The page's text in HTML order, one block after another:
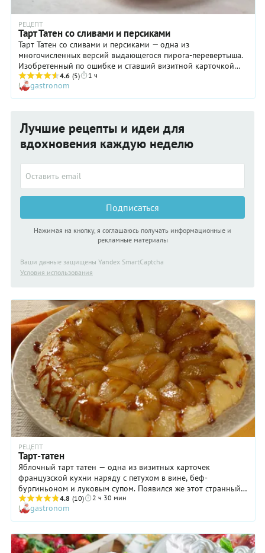
РЕЦЕПТ
Тарт Татен со сливами и персиками
Тарт Татен со сливами и персиками — одна из
многочисленных версий выдающегося пирога-перевертыша.
Изобретенный по ошибке и ставший визитной карточкой
всех французских кондитерских, он традиционно готовился
с карамелизованными яблоками, но спустя какое-то время
появились интерпретации — с грушами, нектаринами,
гарантированно останетесь довольны полученным
результатом! К тому же мы подготовили для вас очень
подробный пошаговый рецепт!
4.6 (5) 1 ч
gastronom
Лучшие рецепты и идеи для
вдохновения каждую неделю
Подписаться
Нажимая на кнопку, я соглашаюсь получать информационные и
рекламные материалы
Ваши данные защищены Yandex SmartCaptcha
Условия использования
РЕЦЕПТ
Тарт-татен
Яблочный тарт татен — одна из визитных карточек
французской кухни наряду с петухом в вине, беф-
бургиньоном и луковым супом. Появился же этот странный,
перевернутый пирог на свет, как это часто бывает,
совершенно случайно, на кухне семейного отеля, которым
управляли сестры Татен, в городке Ламот-Бёврон. Гостиница
был скромной, небольшой, поэтому женщины сами
обслуживали постояльцев и готовили им еду. Однажды в
4.8 (10) 2 ч 30 мин
gastronom